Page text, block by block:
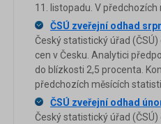
11. listopadu. V
ČSÚ zveřejní odhad
Český statistický úřad
cen v Česku. Analytici
do blízkosti 2,5 procenta.
předchozích měsících
ČSÚ zveřejní odhad
Český statistický úřad